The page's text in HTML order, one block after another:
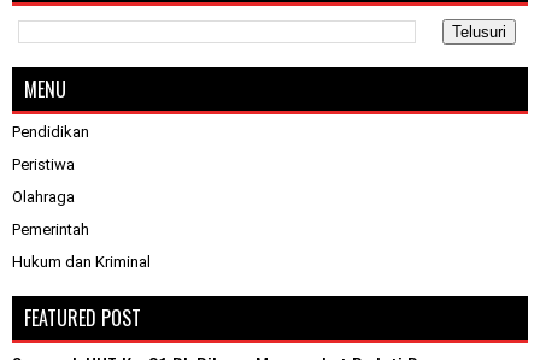
MENU
Pendidikan
Peristiwa
Olahraga
Pemerintah
Hukum dan Kriminal
FEATURED POST